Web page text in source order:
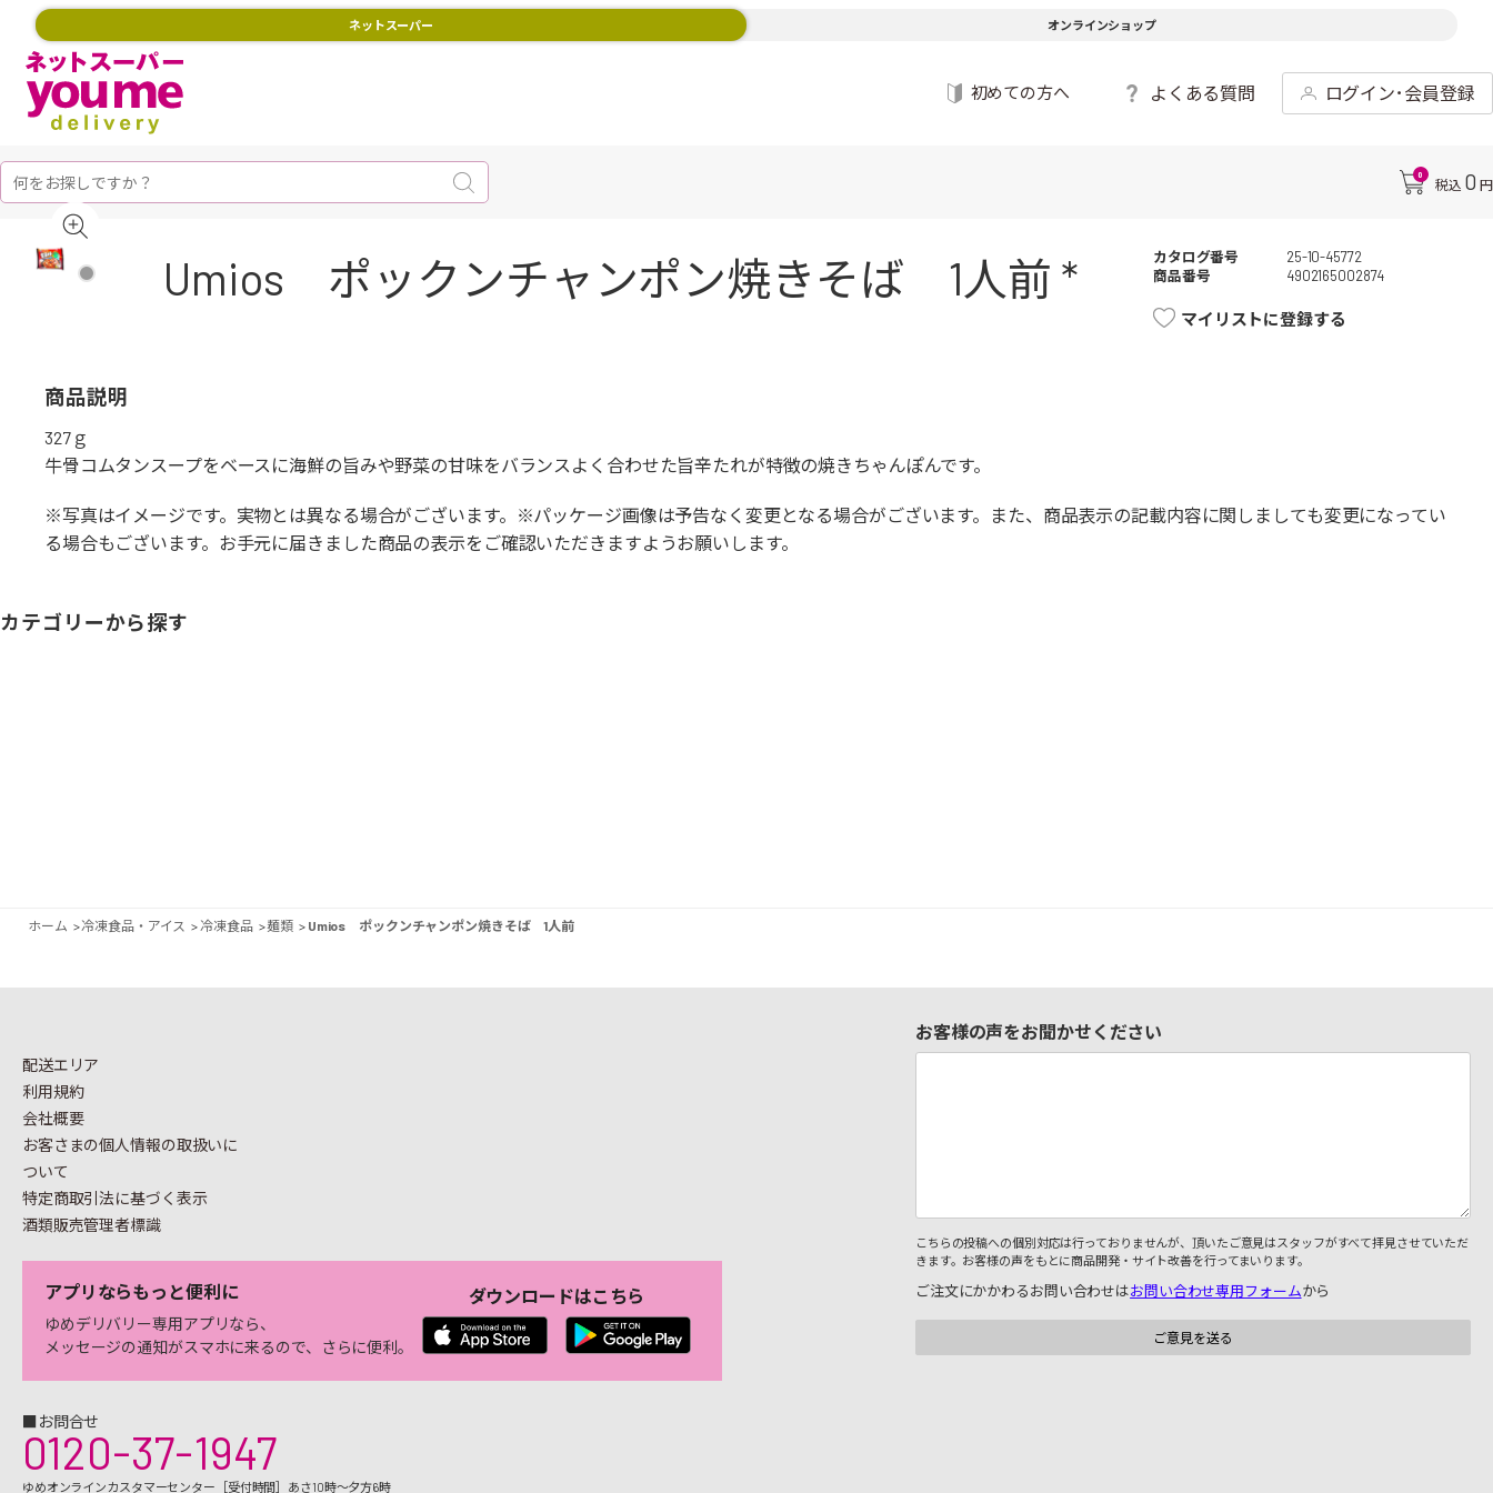
ネットスーパー オンラインショップ
初めての方へ よくある質問 ログイン･会員登録
0
税込 0 円
Umios ポックンチャンポン焼きそば 1人前 * カタログ番号
25-10-45772
商品番号
4902165002874
マイリストに登録する
商品説明
327ｇ
牛骨コムタンスープをベースに海鮮の旨みや野菜の甘味をバランスよく合わせた旨辛たれが特徴の焼きちゃんぽんです。
※写真はイメージです。実物とは異なる場合がございます。※パッケージ画像は予告なく変更となる場合がございます。また、商品表示の記載内容に関しましても変更になってい
る場合もございます。お手元に届きました商品の表示をご確認いただきますようお願いします。
カテゴリーから探す
ホーム >冷凍食品・アイス > 冷凍食品 >麺類 > Umios ポックンチャンポン焼きそば 1人前
配送エリア
利用規約
会社概要
お客さまの個人情報の取扱いに
ついて
特定商取引法に基づく表示
酒類販売管理者標識
アプリならもっと便利に
ゆめデリバリー専用アプリなら、
メッセージの通知がスマホに来るので、さらに便利。
ダウンロードはこちら
■お問合せ
0120-37-1947
ゆめオンラインカスタマーセンター［受付時間］あさ10時～夕方6時
お客様の声をお聞かせください
こちらの投稿への個別対応は行っておりませんが、頂いたご意見はスタッフがすべて拝見させていただ
きます。お客様の声をもとに商品開発・サイト改善を行ってまいります。
ご注文にかかわるお問い合わせはお問い合わせ専用フォームから